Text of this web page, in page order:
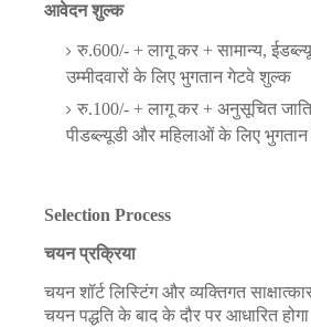
आवेदन शुल्क
रु.600/- + लागू कर + सामान्य,
उम्मीदवारों के लिए भुगतान गेटवे शुल्क
रु.100/- + लागू कर + अनुसूचित
पीडब्ल्यूडी और महिलाओं के लिए
Selection Process
चयन प्रक्रिया
चयन शॉर्ट लिस्टिंग और व्यक्तिगत
चयन पद्धति के बाद के दौर पर आधारित